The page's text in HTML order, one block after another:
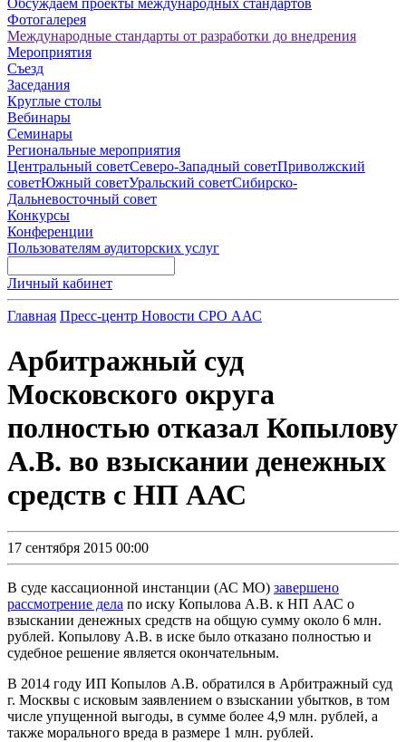
Обсуждаем проекты международных стандартов
Фотогалерея
Международные стандарты от разработки до внедрения
Мероприятия
Съезд
Заседания
Круглые столы
Вебинары
Семинары
Региональные мероприятия
Центральный советСеверо-Западный советПриволжский
советЮжный советУральский советСибирско-
Дальневосточный совет
Конкурсы
Конференции
Пользователям аудиторских услуг
Личный кабинет
Главная Пресс-центр Новости СРО ААС
Арбитражный суд
Московского округа
полностью отказал Копылову
А.В. во взыскании денежных
средств с НП ААС
17 сентября 2015 00:00
В суде кассационной инстанции (АС МО) завершено
рассмотрение дела по иску Копылова А.В. к НП ААС о
взыскании денежных средств на общую сумму около 6 млн.
рублей. Копылову А.В. в иске было отказано полностью и
судебное решение является окончательным.
В 2014 году ИП Копылов А.В. обратился в Арбитражный суд
г. Москвы с исковым заявлением о взыскании убытков, в том
числе упущенной выгоды, в сумме более 4,9 млн. рублей, а
также морального вреда в размере 1 млн. рублей.